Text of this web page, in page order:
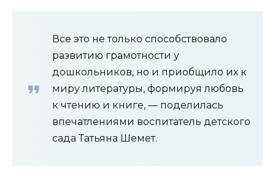
Все это не только способствовало
развитию грамотности у
дошкольников, но и приобщило их к
миру литературы, формируя любовь
к чтению и книге, — поделилась
впечатлениями воспитатель детского
сада Татьяна Шемет.